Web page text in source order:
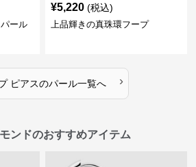
ール
¥5,220 (税込)
上品輝きの真珠環フープ
ピアスのパール一覧へ ›
ンドのおすすめアイテム